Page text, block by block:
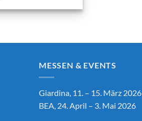
MESSEN & EVENTS
Giardina, 11. – 15. März 2026
BEA, 24. April – 3. Mai 2026